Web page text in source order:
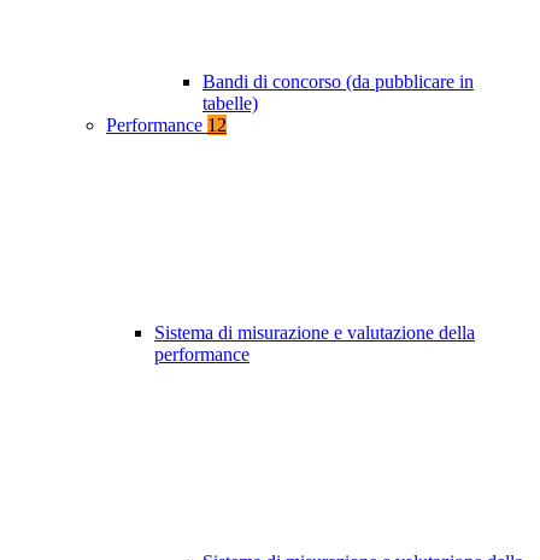
Bandi di concorso (da pubblicare in
tabelle)
Performance 12
Sistema di misurazione e valutazione della
performance